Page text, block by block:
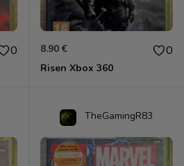
0 8.90 € 0
Risen Xbox 360
TheGamingR83